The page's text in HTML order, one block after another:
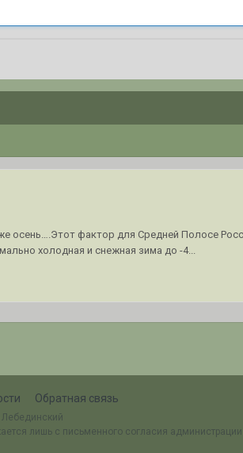
осень….Этот фактор для Средней Полосе
холодная и снежная зима до -4...
Обратная связь
Лебединский
лишь с письменного согласия